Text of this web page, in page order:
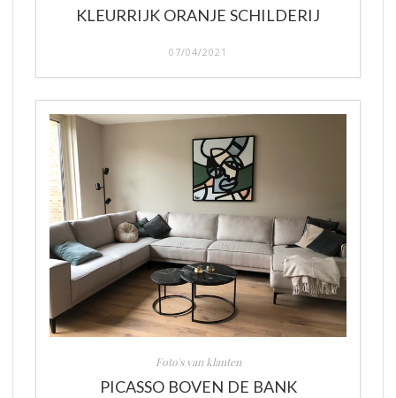
KLEURRIJK ORANJE SCHILDERIJ
07/04/2021
Foto's van klanten
PICASSO BOVEN DE BANK